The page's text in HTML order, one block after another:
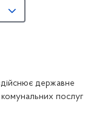
державне
послуг